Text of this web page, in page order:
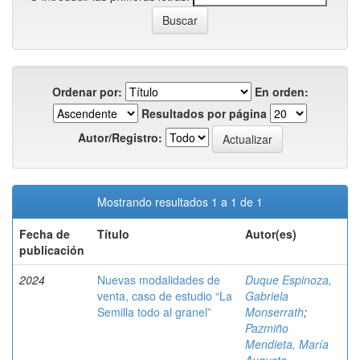
Ordenar por:
En orden:
Resultados por página
Autor/Registro:
Mostrando resultados 1 a 1 de 1
Fecha de
publicación
Título Autor(es)
2024
Nuevas modalidades de
venta, caso de estudio “La
Semilla todo al granel”
Duque Espinoza,
Gabriela
Monserrath;
Pazmiño
Mendieta, María